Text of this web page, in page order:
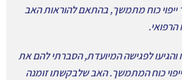
ייפוי כוח מתמשך, בהתאם להוראות האב
הרפואי.
לפגישה המיועדת, הסברתי להם את
כוח המתמשך. האב שלבקשתו זומנה